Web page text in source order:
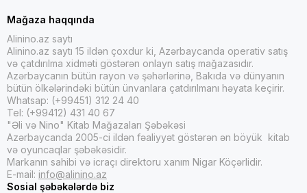
Mağaza haqqında
Alinino.az saytı
Alinino.az saytı 15 ildən çoxdur ki, Azərbaycanda operativ satış
və çatdırılma xidməti göstərən onlayn satış mağazasıdır.
Azərbaycanın bütün rayon və şəhərlərinə, Bakıda və dünyanın
bütün ölkələrindəki bütün ünvanlara çatdırılmanı həyata keçirir.
Whatsap: (+99451) 312 24 40
Tel: (+99412) 431 40 67
"Əli və Nino" Kitab Mağazaları Şəbəkəsi
Azərbaycanda 2005-ci ildən fəaliyyət göstərən ən böyük kitab
və oyuncaqlar şəbəkəsidir.
Markanın sahibi və icraçı direktoru xanım Nigar Köçərlidir.
E-mail: info@alinino.az
Sosial şəbəkələrdə biz